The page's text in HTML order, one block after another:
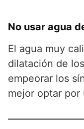
No usar agua
El agua muy
dilatación de
empeorar los
mejor optar por